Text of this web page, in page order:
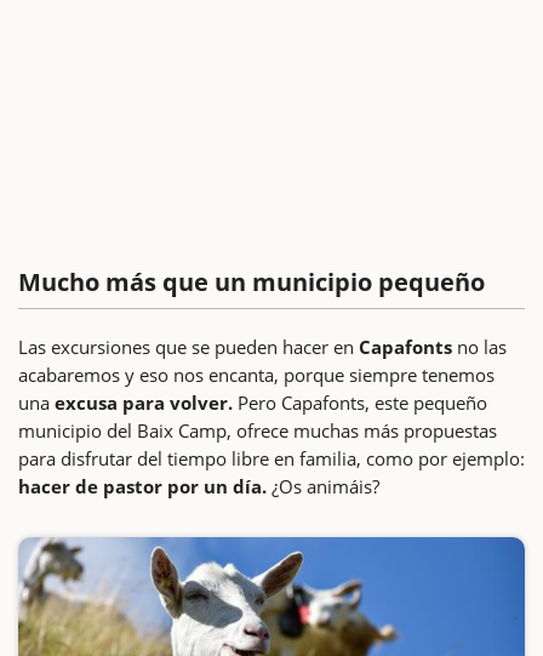
Mucho más que un municipio pequeño
Las excursiones que se pueden hacer en Capafonts no las
acabaremos y eso nos encanta, porque siempre tenemos
una excusa para volver. Pero Capafonts, este pequeño
municipio del Baix Camp, ofrece muchas más propuestas
para disfrutar del tiempo libre en familia, como por ejemplo:
hacer de pastor por un día. ¿Os animáis?